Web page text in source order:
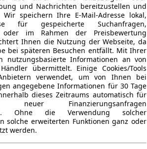
und Nachrichten bereitzustellen und
Wir speichern Ihre E-Mail-Adresse lokal,
für gespeicherte Suchanfragen,
oder im Rahmen der Preisbewertung
Ihnen die Nutzung der Webseite, da
bei späteren Besuchen entfällt. Mit Ihrer
nutzungsbasierte Informationen an von
übermittelt. Einige Cookies/Tools
verwendet, um von Ihnen bei
angegebene Informationen für 30 Tage
dieses Zeitraums automatisch für
Finanzierungsanfragen
Ohne die Verwendung solcher
solche erweiterten Funktionen ganz oder
werden.